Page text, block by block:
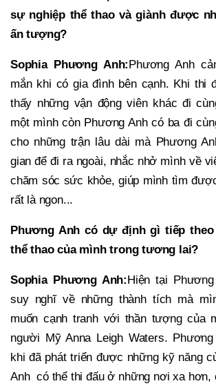
sự nghiệp thể thao và giành được
ấn tượng?
Sophia Phương Anh:Phương Anh
mắn khi có gia đình bên cạnh. Khi thi
thấy những vận động viên khác đi
một mình còn Phương Anh có ba đi
cho những trận lâu dài mà Phương
gian để đi ra ngoài, nhắc nhở mình về
chăm sóc sức khỏe, giúp mình tìm
rất là ngon...
Phương Anh có dự định gì tiếp
thể thao của mình trong tương lai?
Sophia Phương Anh:Hiện tại
suy nghĩ về những thành tích mà
muốn cạnh tranh với thần tượng của
người Mỹ Anna Leigh Waters.
khi đã phát triển được những kỹ năng
Anh có thể thi đấu ở những nơi xa hơn,